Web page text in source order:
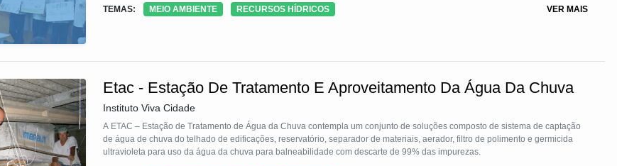
encontram para fazer contato e compartilhar experiências, e que conta com a participação de mediador do Akatu.
TEMAS: MEIO AMBIENTE RECURSOS HÍDRICOS VER MAIS
Etac - Estação De Tratamento E Aproveitamento Da Água Da Chuva
Instituto Viva Cidade
A ETAC – Estação de Tratamento de Água da Chuva contempla um conjunto de soluções composto de sistema de captação
de água de chuva do telhado de edificações, reservatório, separador de materiais, aerador, filtro de polimento e germicida
ultravioleta para uso da água da chuva para balneabilidade com descarte de 99% das impurezas.